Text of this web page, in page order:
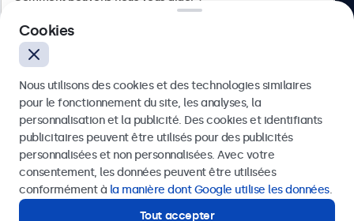
4.8/5 noté par 5000+ entreprises
Français
Envoyer
Ou appelez-nous au+41 43 50 80 772
Cookies
Nous utilisons des cookies et des technologies similaires
pour le fonctionnement du site, les analyses, la
personnalisation et la publicité. Des cookies et identifiants
publicitaires peuvent être utilisés pour des publicités
personnalisées et non personnalisées. Avec votre
consentement, les données peuvent être utilisées
conformément à la manière dont Google utilise les données.
Tout accepter